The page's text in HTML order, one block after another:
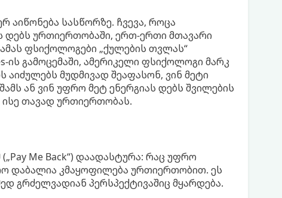
აიწონება სასწორზე. ჩვევა, როცა
ურთიერთობაში, ერთ-ერთი მთავარი
ფსიქოლოგები „ქულების თვლას“
ის გამოცემაში, ამერიკელი ფსიქოლოგი მარკ
მუდმივად შეაფასონ, ვინ მეტი
ან ვინ უფრო მეტ ენერგიას დებს შვილების
ისე თავად ურთიერთობას.
Me Back“) დაადასტურა: რაც უფრო
დაბალია კმაყოფილება ურთიერთობით. ეს
გრძელვადიან პერსპექტივაშიც მყარდება.